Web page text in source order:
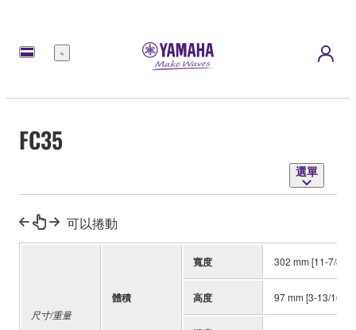
選
FC35
選單
可以捲動
尺寸/重量
體積
寬度 302 mm [11-7/8"]
高度 97 mm [3-13/16"]